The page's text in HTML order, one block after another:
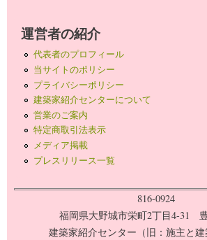
運営者の紹介
代表者のプロフィール
当サイトのポリシー
プライバシーポリシー
建築家紹介センターについて
営業のご案内
特定商取引法表示
メディア掲載
プレスリリース一覧
816-0924
福岡県大野城市栄町2丁目4-31
建築家紹介センター（旧：施主と建